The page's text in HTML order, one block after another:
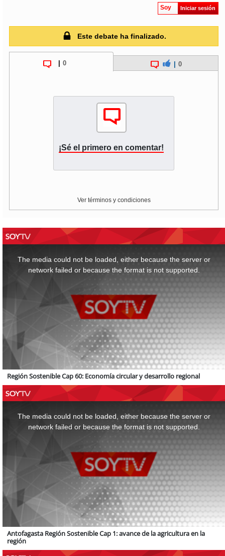
Soy Iniciar sesión
Este debate ha finalizado.
0 0
¡Sé el primero en comentar!
Ver términos y condiciones
The media could not be loaded, either because the server or
network failed or because the format is not supported.
Región Sostenible Cap 60: Economía circular y desarrollo regional
The media could not be loaded, either because the server or
network failed or because the format is not supported.
Antofagasta Región Sostenible Cap 1: avance de la agricultura en la
región